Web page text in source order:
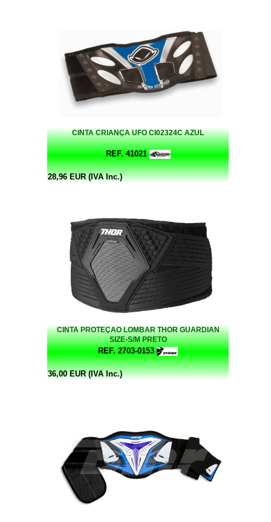
CINTA CRIANÇA UFO CI02324C AZUL
REF. 41021
28,96 EUR (IVA Inc.)
CINTA PROTEÇAO LOMBAR THOR GUARDIAN
SIZE-S/M PRETO
REF. 2703-0153
36,00 EUR (IVA Inc.)